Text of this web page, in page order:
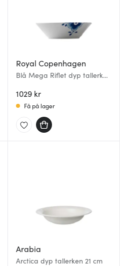
Royal Copenhagen
Blå Mega Riflet dyp tallerken
1029 kr
Få på lager
Arabia
Arctica dyp tallerken 21 cm